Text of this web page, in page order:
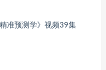
准预测学》视频39集